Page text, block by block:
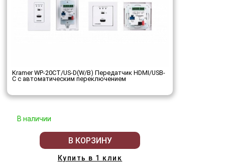
Kramer WP-20CT/US-D(W/B) Передатчик HDMI/USB-
C с автоматическим переключением
В наличии
В КОРЗИНУ
Купить в 1 клик